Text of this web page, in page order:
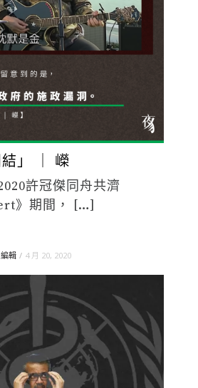
」 ｜ 嶸
許冠傑同舟共濟
》期間， […]
輯 4 月 20, 2020